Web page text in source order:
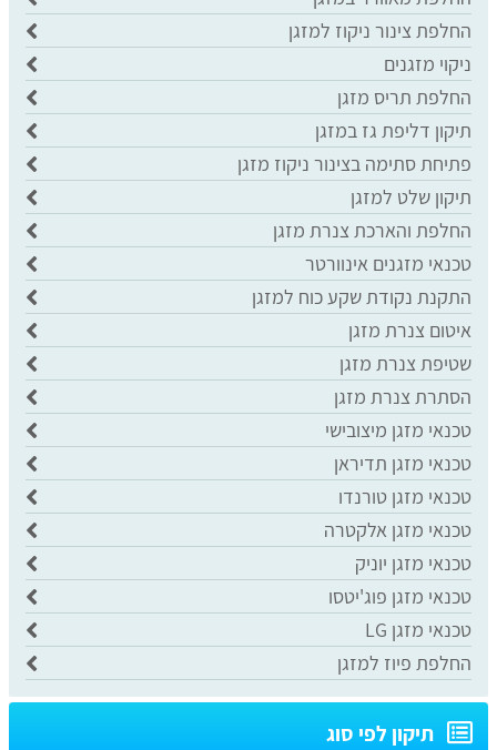
החלפת צינור ניקוז למזגן
ניקוי מזגנים
החלפת תריס מזגן
תיקון דליפת גז במזגן
פתיחת סתימה בצינור ניקוז מזגן
תיקון שלט למזגן
החלפת והארכת צנרת מזגן
טכנאי מזגנים אינוורטר
התקנת נקודת שקע כוח למזגן
איטום צנרת מזגן
שטיפת צנרת מזגן
הסתרת צנרת מזגן
טכנאי מזגן מיצובישי
טכנאי מזגן תדיראן
טכנאי מזגן טורנדו
טכנאי מזגן אלקטרה
טכנאי מזגן יוניק
טכנאי מזגן פוג'יטסו
טכנאי מזגן LG
החלפת פיוז למזגן
תיקון לפי סוג